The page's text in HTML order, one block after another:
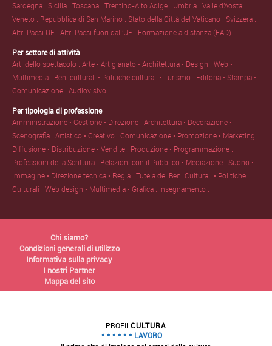
Sardegna . Sicilia .Toscana .Trentino-Alto Adige . Umbria .Valle d'Aosta .
Veneto . Repubblica di San Marino . Stato della Città del Vaticano . Svizzera .
Altri Paesi UE .Altri Paesi fuori dall'UE . Formazione a distanza (FAD) .
Per settore di attività
Arti dello spettacolo .Arte • Artigianato • Architettura • Design .Web •
Multimedia . Beni culturali • Politiche culturali • Turismo . Editoria • Stampa •
Comunicazione .Audiovisivo .
Per tipologia di professione
Amministrazione • Gestione • Direzione .Architettura • Decorazione •
Scenografia .Artistico • Creativo .Comunicazione • Promozione • Marketing .
Diffusione • Distribuzione • Vendite . Produzione • Programmazione .
Professioni della Scrittura . Relazioni con il Pubblico • Mediazione . Suono •
Immagine • Direzione tecnica • Regia .Tutela dei Beni Culturali • Politiche
Culturali .Web design • Multimedia • Grafica . Insegnamento .
Chi siamo?
Condizioni generali di utilizzo
Informativa sulla privacy
I nostri Partner
Mappa del sito
PROFILCULTURA
LAVORO